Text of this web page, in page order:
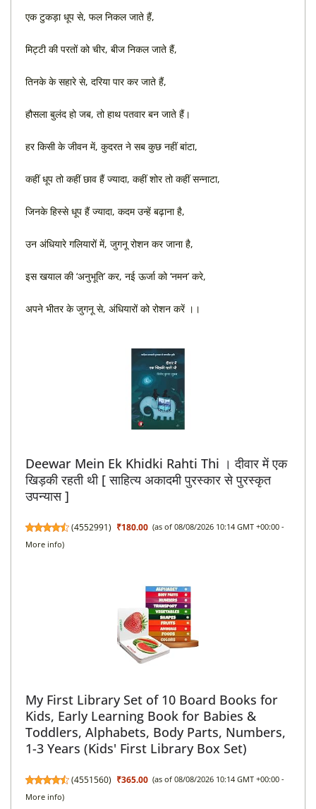
एक टुकड़ा धूप से, फल निकल जाते हैं,
मिट्टी की परतों को चीर, बीज निकल जाते हैं,
तिनके के सहारे से, दरिया पार कर जाते हैं,
हौसला बुलंद हो जब, तो हाथ पतवार बन जाते हैं।
हर किसी के जीवन में, कुदरत ने सब कुछ नहीं बांटा,
कहीं धूप तो कहीं छाव हैं ज्यादा, कहीं शोर तो कहीं सन्नाटा,
जिनके हिस्से धूप हैं ज्यादा, कदम उन्हें बढ़ाना है,
उन अंधियारे गलियारों में, जुगनू रोशन कर जाना है,
इस खयाल की ‘अनुभूति’ कर, नई ऊर्जा को ‘नमन’ करे,
अपने भीतर के जुगनू से, अंधियारों को रोशन करें ।।
Deewar Mein Ek Khidki Rahti Thi । दीवार में एक
खिड़की रहती थी [ साहित्य अकादमी पुरस्कार से पुरस्कृत
उपन्यास ]
(4552991) ₹180.00 (as of 08/08/2026 10:14 GMT +00:00 -
More info)
My First Library Set of 10 Board Books for
Kids, Early Learning Book for Babies &
Toddlers, Alphabets, Body Parts, Numbers,
1-3 Years (Kids' First Library Box Set)
(4551560) ₹365.00 (as of 08/08/2026 10:14 GMT +00:00 -
More info)